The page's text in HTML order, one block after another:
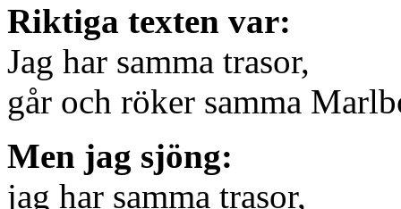
Riktiga texten var:
Jag har samma trasor,
går och röker samma
Men jag sjöng:
jag har samma trasor,